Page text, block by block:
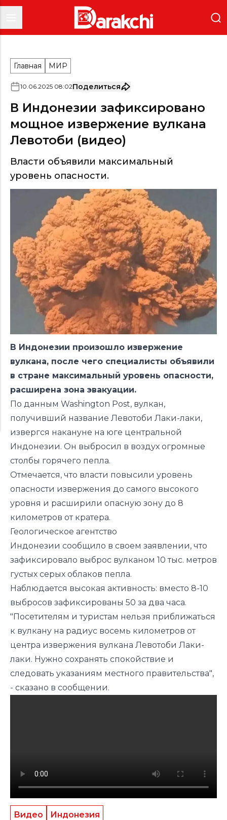
Главная МИР
10.06.2025 08:02Поделиться
В Индонезии зафиксировано
мощное извержение вулкана
Левотоби (видео)
Власти объявили максимальный
уровень опасности.
В Индонезии произошло извержение
вулкана, после чего специалисты объявили
в стране максимальный уровень опасности,
расширена зона эвакуации.
По данным Washington Post, вулкан,
получивший название Левотоби Лаки-лаки,
извергся накануне на юге центральной
Индонезии. Он выбросил в воздух огромные
столбы горячего пепла.
Отмечается, что власти повысили уровень
опасности извержения до самого высокого
уровня и расширили опасную зону до 8
километров от кратера.
Геологическое агентство
Индонезии сообщило в своем заявлении, что
зафиксировало выброс вулканом 10 тыс. метров
густых серых облаков пепла.
Наблюдается высокая активность: вместо 8-10
выбросов зафиксированы 50 за два часа.
"Посетителям и туристам нельзя приближаться
к вулкану на радиус восемь километров от
центра извержения вулкана Левотоби Лаки-
лаки. Нужно сохранять спокойствие и
следовать указаниям местного правительства",
- сказано в сообщении.
Видео Индонезия